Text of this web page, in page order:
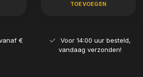
TOEVOEGEN
€
Voor 14:00 uur besteld,
vandaag verzonden!